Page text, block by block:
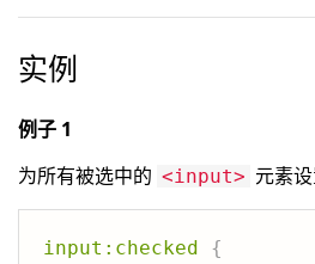
实例
例子 1
为所有被选中的 <input> 元素
input:checked
{